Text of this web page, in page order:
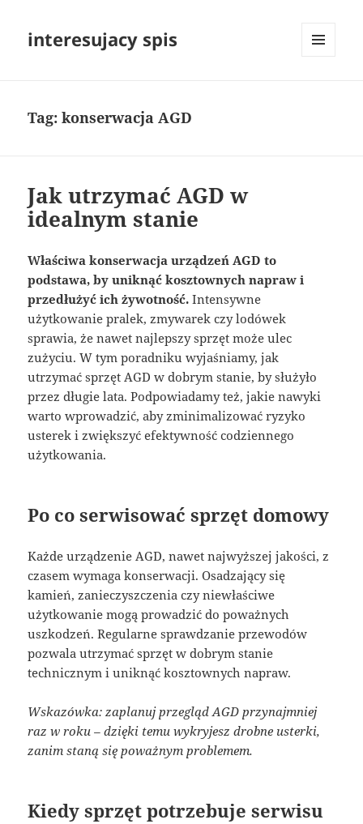
interesujacy spis
Tag:konserwacja AGD
Jak utrzymać AGD w
idealnym stanie
Właściwa konserwacja urządzeń AGD to
podstawa, by uniknąć kosztownych napraw i
przedłużyć ich żywotność. Intensywne
użytkowanie pralek, zmywarek czy lodówek
sprawia, że nawet najlepszy sprzęt może ulec
zużyciu. W tym poradniku wyjaśniamy, jak
utrzymać sprzęt AGD w dobrym stanie, by służyło
przez długie lata. Podpowiadamy też, jakie nawyki
warto wprowadzić, aby zminimalizować ryzyko
usterek i zwiększyć efektywność codziennego
użytkowania.
Po co serwisować sprzęt domowy
Każde urządzenie AGD, nawet najwyższej jakości, z
czasem wymaga konserwacji. Osadzający się
kamień, zanieczyszczenia czy niewłaściwe
użytkowanie mogą prowadzić do poważnych
uszkodzeń. Regularne sprawdzanie przewodów
pozwala utrzymać sprzęt w dobrym stanie
technicznym i uniknąć kosztownych napraw.
Wskazówka: zaplanuj przegląd AGD przynajmniej
raz w roku – dzięki temu wykryjesz drobne usterki,
zanim staną się poważnym problemem.
Kiedy sprzęt potrzebuje serwisu